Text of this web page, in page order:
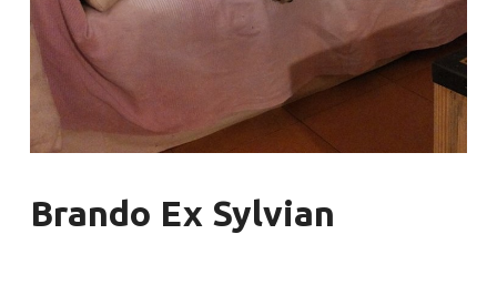
Brando Ex Sylvian